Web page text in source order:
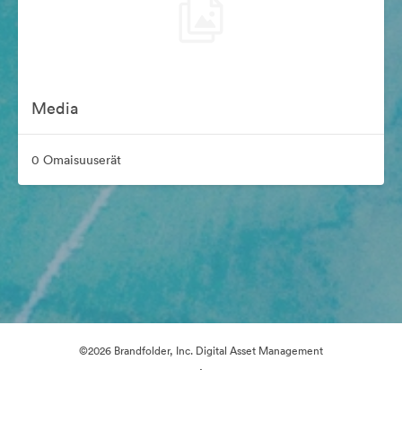
Media
0 Omaisuuserät
©2026 Brandfolder, Inc. Digital Asset Management
·